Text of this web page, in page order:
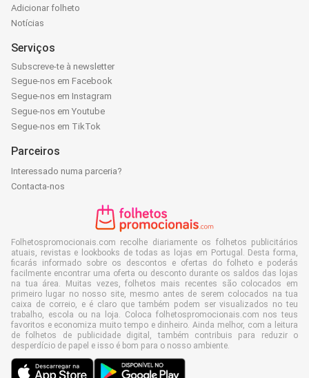
Adicionar folheto
Notícias
Serviços
Subscreve-te à newsletter
Segue-nos em Facebook
Segue-nos em Instagram
Segue-nos em Youtube
Segue-nos em TikTok
Parceiros
Interessado numa parceria?
Contacta-nos
Folhetospromocionais.com recolhe diariamente os folhetos publicitários
atuais, revistas e lookbooks de todas as lojas em Portugal. Desta forma,
ficarás informado sobre os descontos e ofertas do folheto e poderás
facilmente encontrar uma oferta ou desconto durante os saldos das lojas
na tua área. Muitas vezes, folhetos mais recentes são colocados em
primeiro lugar no nosso site, mesmo antes de serem colocados na tua
caixa de correio, e é claro que também podem ser visualizados no teu
trabalho, escola ou na loja. Coloca folhetospromocionais.com nos teus
favoritos e economiza muito tempo e dinheiro. Ainda melhor, com a leitura
de folhetos de publicidade digital, também contribuis para reduzir o
desperdício de papel e isso é bom para o nosso ambiente.